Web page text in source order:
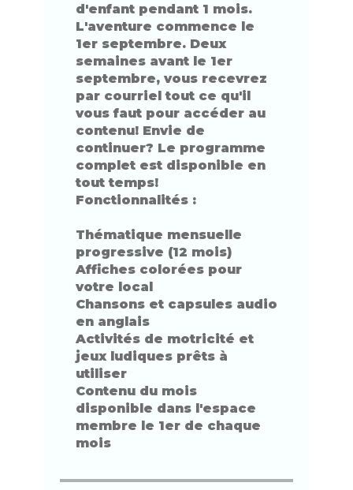
d'enfant pendant 1 mois.
L'aventure commence le
1er septembre. Deux
semaines avant le 1er
septembre, vous recevrez
par courriel tout ce qu'il
vous faut pour accéder au
contenu! Envie de
continuer? Le programme
complet est disponible en
tout temps!
Fonctionnalités :
Thématique mensuelle
progressive (12 mois)
Affiches colorées pour
votre local
Chansons et capsules audio
en anglais
Activités de motricité et
jeux ludiques prêts à
utiliser
Contenu du mois
disponible dans l'espace
membre le 1er de chaque
mois